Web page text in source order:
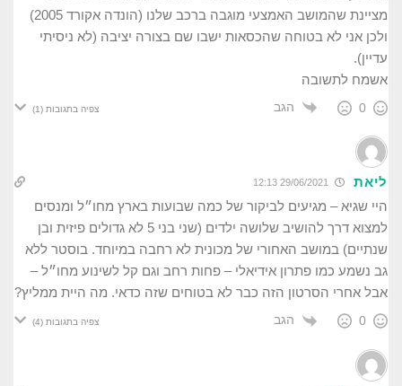
מציינת שהמושב האמצעי מוגבה ברכב שלנו (הונדה אקורד 2005)
ולכן אני לא בטוחה שהכסאות ישבו שם בצורה יציבה (לא ניסיתי
עדיין).
אשמח לתשובה
0 הגב צפיה בתגובות (1)
ליאת
היי שגיא – מגיעים לביקור של כמה שבועות בארץ מחו״ל ומנסים
למצוא דרך להושיב שלושה ילדים (שני בני 5 לא גדולים פיזית ובן
שנתיים) במושב האחורי של מכונית לא רחבה במיוחד. בוסטר ללא
גב נשמע כמו פתרון אידיאלי – פחות רחב וגם קל לשינוע מחו״ל –
אבל אחרי הסרטון הזה כבר לא בטוחים שזה כדאי. מה היית ממליץ?
0 הגב צפיה בתגובות (4)